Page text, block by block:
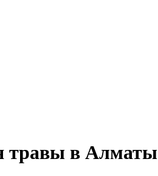
травы в Алматы